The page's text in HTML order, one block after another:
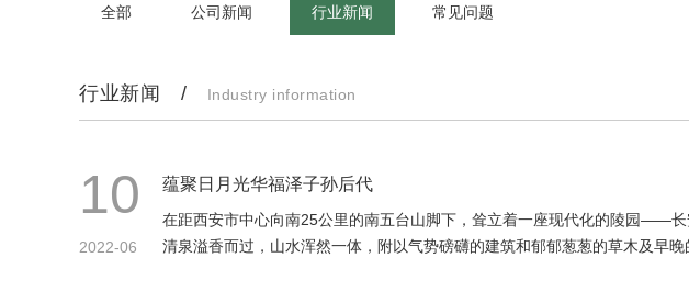
全部 公司新闻 行业新闻 常见问题
行业新闻 / Industry information
10
2022-06
蕴聚日月光华福泽子孙后代
在距西安市中心向南25公里的南五台山脚下，耸立着一座现代化的陵园——
清泉溢香而过，山水浑然一体，附以气势磅礴的建筑和郁郁葱葱的草木及早